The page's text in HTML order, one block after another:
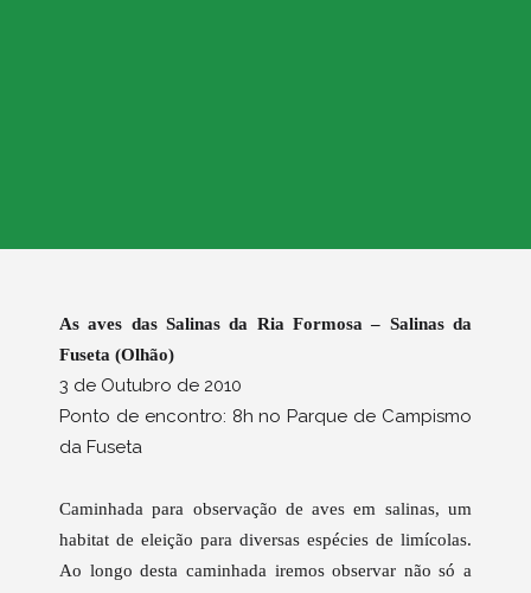
As aves das Salinas da Ria Formosa – Salinas da
Fuseta (Olhão)
3 de Outubro de 2010
Ponto de encontro: 8h no Parque de Campismo
da Fuseta
Caminhada para observação de aves em salinas, um
habitat de eleição para diversas espécies de limícolas.
Ao longo desta caminhada iremos observar não só a